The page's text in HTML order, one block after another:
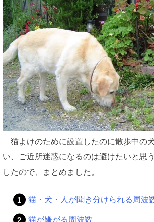
猫よけのために設置したのに散歩中の
い、ご近所迷惑になるのは避けたいと思
したので、まとめました。
猫・犬・人が聞き分けられる周波
猫が嫌がる周波数